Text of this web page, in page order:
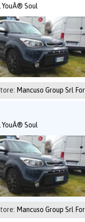
YouÂ® Soul
Mancuso Group Srl
YouÂ® Soul
Mancuso Group Srl